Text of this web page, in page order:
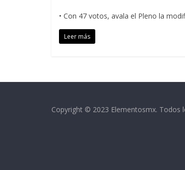
• Con 47 votos, avala el Pleno la
Leer más
Copyright © 2023 Elementosmx. Todos